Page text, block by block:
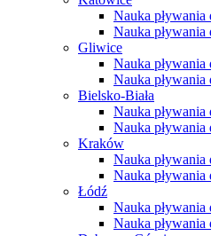
Nauka
Nauka pływania
Gliwice
Nauka
Nauka pływania
Bielsko-Biała
Nauka pływania
Nauka pływania
Kraków
Nauka
Nauka
Łódź
Nauka
Nauka pływania